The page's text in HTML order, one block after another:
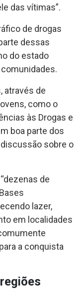
das vítimas”.
de drogas
dessas
do estado
através de
como o
às Drogas e
boa parte dos
sobre o
de
lazer,
em localidades
a conquista